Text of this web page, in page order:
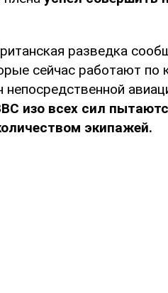
разведка
сейчас работают по
непосредственной
изо всех сил
экипажей.